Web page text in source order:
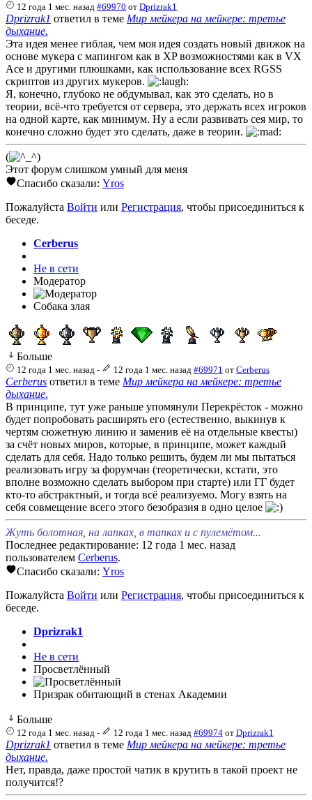
12 года 1 мес. назад #69970 отDprizrak1
Dprizrak1 ответил в теме Мир мейкера на мейкере: третье
дыхание.
Эта идея менее гиблая, чем моя идея создать новый движок на
основе мукера с мапингом как в XP возможностями как в VX
Ace и другими плюшками, как использование всех RGSS
скриптов из других мукеров.
Я, конечно, глубоко не обдумывал, как это сделать, но в
теории, всё-что требуется от сервера, это держать всех игроков
на одной карте, как минимум. Ну а если развивать сея мир, то
конечно сложно будет это сделать, даже в теории.
(
)
Этот форум слишком умный для меня
Спасибо сказали: Yros
Пожалуйста Войти или Регистрация, чтобы присоединиться к
беседе.
Cerberus
Не в сети
Модератор
Собака злая
Больше
12 года 1 мес. назад - 12 года 1 мес. назад #69971 от Cerberus
Cerberus ответил в теме Мир мейкера на мейкере: третье
дыхание.
В принципе, тут уже раньше упомянули Перекрёсток - можно
будет попробовать расширять его (естественно, выкинув к
чертям сюжетную линию и заменив её на отдельные квесты)
за счёт новых миров, которые, в принципе, может каждый
сделать для себя. Надо только решить, будем ли мы пытаться
реализовать игру за форумчан (теоретически, кстати, это
вполне возможно сделать выбором при старте) или ГГ будет
кто-то абстрактный, и тогда всё реализуемо. Могу взять на
себя совмещение всего этого безобразия в одно целое
Жуть болотная, на лапках, в тапках и с пулемётом...
Последнее редактирование: 12 года 1 мес. назад
пользователем Cerberus.
Спасибо сказали: Yros
Пожалуйста Войти или Регистрация, чтобы присоединиться к
беседе.
Dprizrak1
Не в сети
Просветлённый
Призрак обитающий в стенах Академии
Больше
12 года 1 мес. назад - 12 года 1 мес. назад #69974 от Dprizrak1
Dprizrak1 ответил в теме Мир мейкера на мейкере: третье
дыхание.
Нет, правда, даже простой чатик в крутить в такой проект не
получится!?